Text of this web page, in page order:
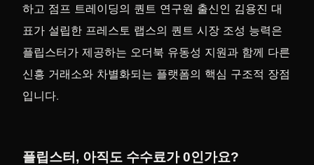
하고 점프 트레이딩의 퀀트 연구원 출신인 김용진 대
표가 설립한 프레스토 랩스의 퀀트 시장 조성 능력은
플립스터가 제공하는 오더북 유동성 지원과 함께 다른
신흥 거래소와 차별화되는 플랫폼의 핵심 구조적 장점
입니다.
플립스터, 아직도 수수료가 0인가요?